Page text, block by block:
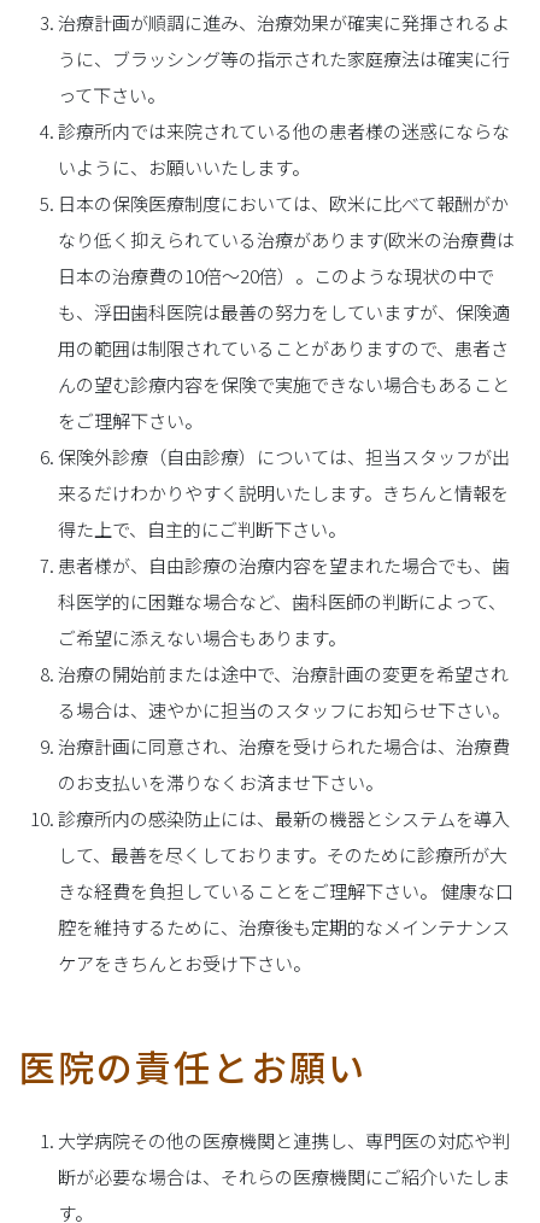
治療計画が順調に進み、治療効果が確実に発揮されるよ
うに、ブラッシング等の指示された家庭療法は確実に行
って下さい。
診療所内では来院されている他の患者様の迷惑にならな
いように、お願いいたします。
日本の保険医療制度においては、欧米に比べて報酬がか
なり低く抑えられている治療があります(欧米の治療費は
日本の治療費の10倍～20倍）。このような現状の中で
も、浮田歯科医院は最善の努力をしていますが、保険適
用の範囲は制限されていることがありますので、患者さ
んの望む診療内容を保険で実施できない場合もあること
をご理解下さい。
保険外診療（自由診療）については、担当スタッフが出
来るだけわかりやすく説明いたします。きちんと情報を
得た上で、自主的にご判断下さい。
患者様が、自由診療の治療内容を望まれた場合でも、歯
科医学的に困難な場合など、歯科医師の判断によって、
ご希望に添えない場合もあります。
治療の開始前または途中で、治療計画の変更を希望され
る場合は、速やかに担当のスタッフにお知らせ下さい。
治療計画に同意され、治療を受けられた場合は、治療費
のお支払いを滞りなくお済ませ下さい。
診療所内の感染防止には、最新の機器とシステムを導入
して、最善を尽くしております。そのために診療所が大
きな経費を負担していることをご理解下さい。 健康な口
腔を維持するために、治療後も定期的なメインテナンス
ケアをきちんとお受け下さい。
医院の責任とお願い
大学病院その他の医療機関と連携し、専門医の対応や判
断が必要な場合は、それらの医療機関にご紹介いたしま
す。